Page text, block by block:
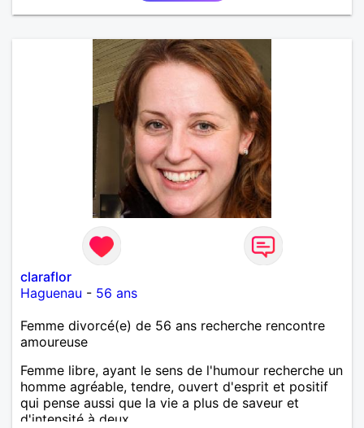
claraflor
Haguenau - 56 ans
Femme divorcé(e) de 56 ans recherche rencontre
amoureuse
Femme libre, ayant le sens de l'humour recherche un
homme agréable, tendre, ouvert d'esprit et positif
qui pense aussi que la vie a plus de saveur et
d'intensité à deux.